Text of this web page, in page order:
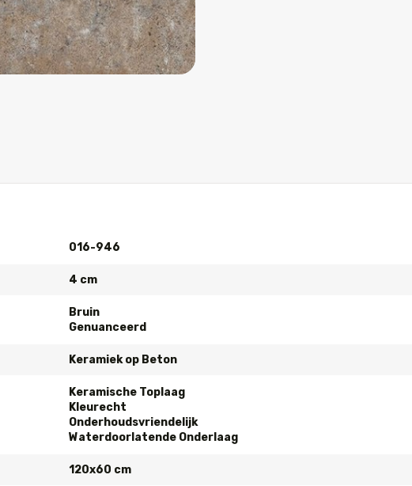
016-946
4 cm
Bruin
Genuanceerd
Keramiek op Beton
Keramische Toplaag
Kleurecht
Onderhoudsvriendelijk
Waterdoorlatende Onderlaag
120x60 cm